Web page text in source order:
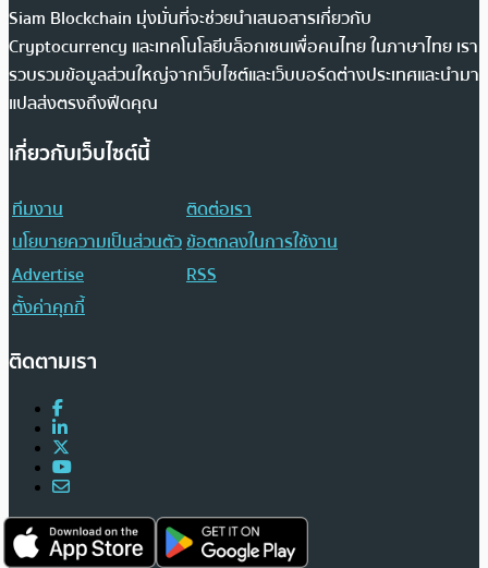
Siam Blockchain มุ่งมั่นที่จะช่วยนำเสนอสารเกี่ยวกับ
Cryptocurrency และเทคโนโลยีบล็อกเชนเพื่อคนไทย ในภาษาไทย เรา
รวบรวมข้อมูลส่วนใหญ่จากเว็บไซต์และเว็บบอร์ดต่างประเทศและนำมา
แปลส่งตรงถึงฟีดคุณ
เกี่ยวกับเว็บไซต์นี้
ทีมงาน
ติดต่อเรา
นโยบายความเป็นส่วนตัวข้อตกลงในการใช้งาน
Advertise
RSS
ตั้งค่าคุกกี้
ติดตามเรา